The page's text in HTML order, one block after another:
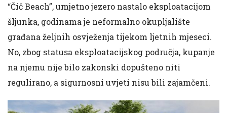
“Čič Beach”, umjetno jezero nastalo eksploatacijom
šljunka, godinama je neformalno okupljalište
građana željnih osvježenja tijekom ljetnih mjeseci.
No, zbog statusa eksploatacijskog područja, kupanje
na njemu nije bilo zakonski dopušteno niti
regulirano, a sigurnosni uvjeti nisu bili zajamčeni.